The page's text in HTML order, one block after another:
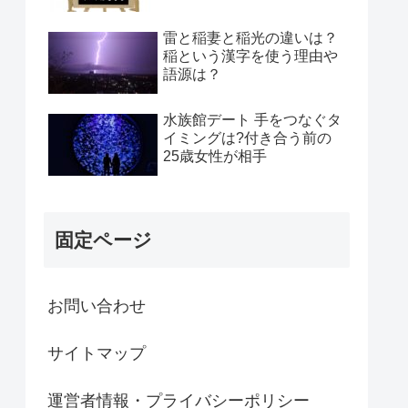
雷と稲妻と稲光の違いは？
稲という漢字を使う理由や
語源は？
水族館デート 手をつなぐタ
イミングは?付き合う前の
25歳女性が相手
固定ページ
お問い合わせ
サイトマップ
運営者情報・プライバシーポリシー